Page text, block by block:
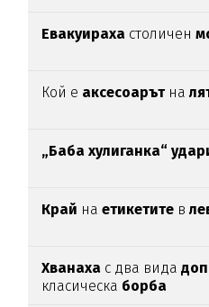
Евакуираха столичен
Кой е аксесоарътна
„Баба хулиганка“
Край наетикетите в
Хванаха с два вида
класическа борба